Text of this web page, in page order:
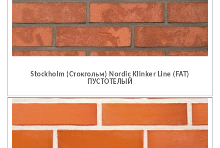
Stockholm (Стокгольм) Nordic Klinker Line (FAT)
ПУСТОТЕЛЫЙ